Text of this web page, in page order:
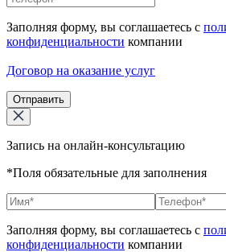
Заполняя форму, вы соглашаетесь с
конфиденциальности компании
Договор на оказание услуг
Отправить
Запись на онлайн-консультацию
*Поля обязательные для заполнения
Заполняя форму, вы соглашаетесь с
конфиденциальности компании